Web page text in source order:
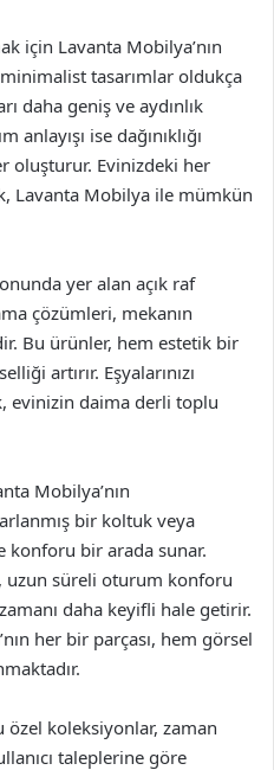
için Lavanta Mobilya’nın
tasarımlar oldukça
daha geniş ve aydınlık
ise dağınıklığı
oluşturur. Evinizdeki her
Lavanta Mobilya ile mümkün
yer alan açık raf
çözümleri, mekanın
Bu ürünler, hem estetik bir
artırır. Eşyalarınızı
evinizin daima derli toplu
Mobilya’nın
bir koltuk veya
konforu bir arada sunar.
uzun süreli oturum konforu
daha keyifli hale getirir.
her bir parçası, hem görsel
özel koleksiyonlar, zaman
taleplerine göre